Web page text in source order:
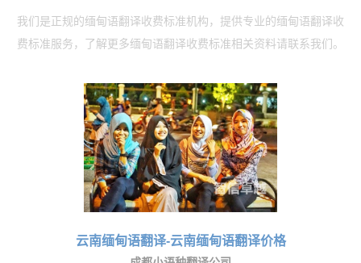
我们是正规的缅甸语翻译收费标准机构，提供专业的缅甸语翻译收
费标准服务，了解更多缅甸语翻译收费标准相关资料请联系我们。
云南缅甸语翻译-云南缅甸语翻译价格